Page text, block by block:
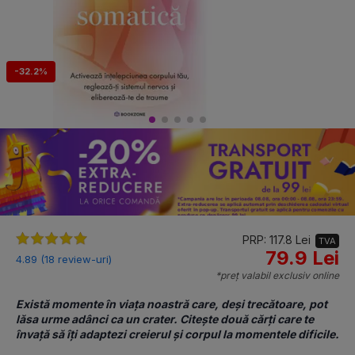
-32.2%
4.89 (18 review-uri)
PRP: 117.8 Lei TVA
79.9 Lei
*preț valabil exclusiv online
Există momente în viața noastră care, deși trecătoare, pot
lăsa urme adânci ca un crater. Citește două cărți care te
învață să îți adaptezi creierul și corpul la momentele dificile.